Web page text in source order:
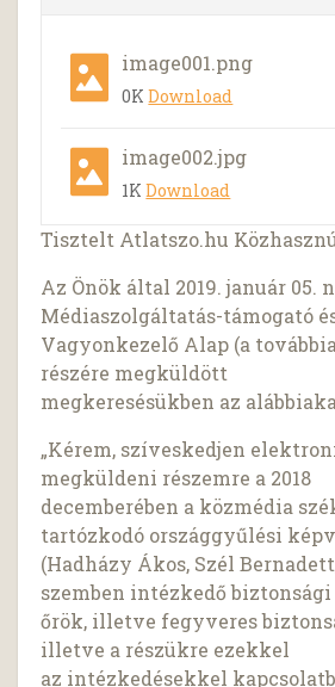
image001.png
0KDownload
image002.jpg
1KDownload
Tisztelt Atlatszo.hu
Az Önök által 2019. január 05.
Médiaszolgáltatás-támogató
Vagyonkezelő Alap (a
részére megküldött
megkeresésükben az
„Kérem, szíveskedjen
megküldeni részemre a 2018
decemberében a közmédia
tartózkodó országgyűlési
(Hadházy Ákos, Szél
szemben intézkedő biztonsági
őrök, illetve fegyveres
illetve a részükre ezekkel
az intézkedésekkel